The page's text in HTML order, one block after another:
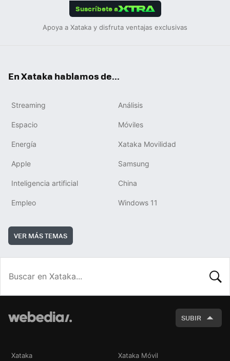
Suscríbete a
Apoya a Xataka y disfruta ventajas exclusivas
En Xataka hablamos de...
Streaming Análisis
Espacio Móviles
Energía Xataka Movilidad
Apple Samsung
Inteligencia artificial China
Empleo Windows 11
VER MÁS TEMAS
SUBIR
Xataka Xataka Móvil